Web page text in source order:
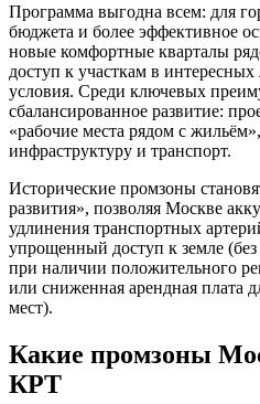
Программа выгодна всем: для
бюджета и более эффективное
новые комфортные кварталы
доступ к участкам в
условия. Среди ключевых
сбалансированное развитие:
«рабочие места рядом с
инфраструктуру и транспорт.
Исторические промзоны
развития», позволяя Москве
удлинения транспортных
упрощенный доступ к земле
при наличии положительного
или сниженная арендная плата
мест).
Какие промзоны
КРТ